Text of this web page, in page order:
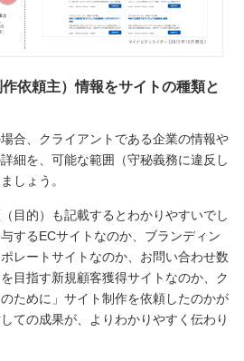
依頼主）情報をサイトの種類と
合、クライアントである企業の情報や
細を、可能な範囲（守秘義務に違反し
しょう。
目的）も記載するとわかりやすいでし
するECサイトなのか、ブランディン
レートサイトなのか、お問い合わせ数
目指す新規顧客獲得サイトなのか、ク
ために」サイト制作を依頼したのかが
ての成果が、よりわかりやすく伝わり